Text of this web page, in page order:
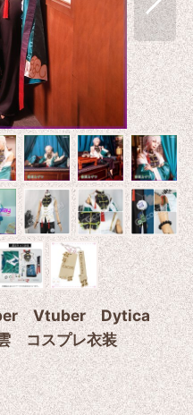
Vtuber Dytica
コスプレ衣装